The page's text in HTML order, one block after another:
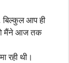
बिल्कुल आप ही
मैंने आज तक
रही थी।